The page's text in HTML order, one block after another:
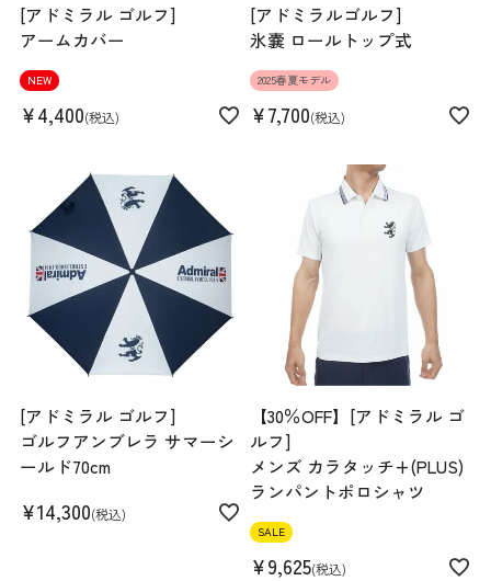
[アドミラル ゴルフ]
アームカバー
NEW
¥4,400 税込
[アドミラルゴルフ]
氷嚢 ロールトップ式
2025春夏モデル
¥7,700 税込
[アドミラル ゴルフ]
ゴルフアンブレラ サマーシ
ールド70cm
¥14,300 税込
【30％OFF】[アドミラル ゴ
ルフ]
メンズ カラタッチ+(PLUS)
ランパントポロシャツ
SALE
¥9,625 税込